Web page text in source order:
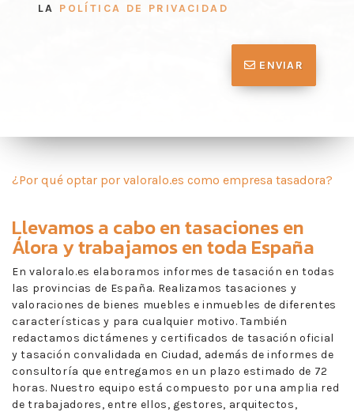
LA POLÍTICA DE PRIVACIDAD
ENVIAR
¿Por qué optar por valoralo.es como empresa tasadora?
Llevamos a cabo entasaciones en
Álora y trabajamos en toda España
En valoralo.es elaboramos informes de tasación en todas
las provincias de España. Realizamos tasaciones y
valoraciones de bienes muebles e inmuebles de diferentes
características y para cualquier motivo. También
redactamos dictámenes y certificados de tasación oficial
y tasación convalidada en Ciudad, además de informes de
consultoría que entregamos en un plazo estimado de 72
horas. Nuestro equipo está compuesto por una amplia red
de trabajadores, entre ellos, gestores, arquitectos,